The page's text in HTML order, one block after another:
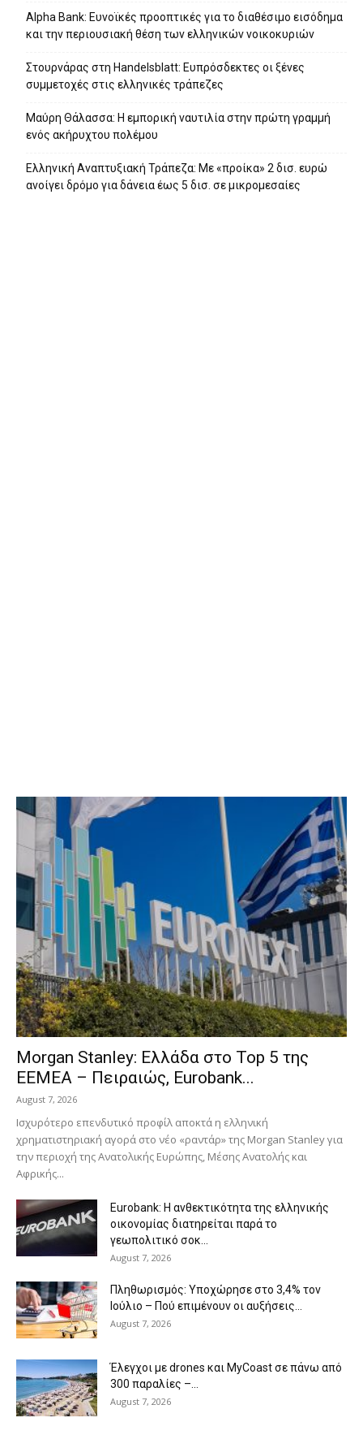
Alpha Bank: Ευνοϊκές προοπτικές για το διαθέσιμο εισόδημα
και την περιουσιακή θέση των ελληνικών νοικοκυριών
Στουρνάρας στη Handelsblatt: Ευπρόσδεκτες οι ξένες
συμμετοχές στις ελληνικές τράπεζες
Μαύρη Θάλασσα: Η εμπορική ναυτιλία στην πρώτη γραμμή
ενός ακήρυχτου πολέμου
Ελληνική Αναπτυξιακή Τράπεζα: Με «προίκα» 2 δισ. ευρώ
ανοίγει δρόμο για δάνεια έως 5 δισ. σε μικρομεσαίες
Morgan Stanley: Ελλάδα στο Top 5 της
EEMEA – Πειραιώς, Eurobank...
August 7, 2026
Ισχυρότερο επενδυτικό προφίλ αποκτά η ελληνική
χρηματιστηριακή αγορά στο νέο «ραντάρ» της Morgan Stanley για
την περιοχή της Ανατολικής Ευρώπης, Μέσης Ανατολής και
Αφρικής...
Eurobank: Η ανθεκτικότητα της ελληνικής
οικονομίας διατηρείται παρά το
γεωπολιτικό σοκ...
August 7, 2026
Πληθωρισμός: Υποχώρησε στο 3,4% τον
Ιούλιο – Πού επιμένουν οι αυξήσεις...
August 7, 2026
Έλεγχοι με drones και MyCoast σε πάνω από
300 παραλίες –...
August 7, 2026